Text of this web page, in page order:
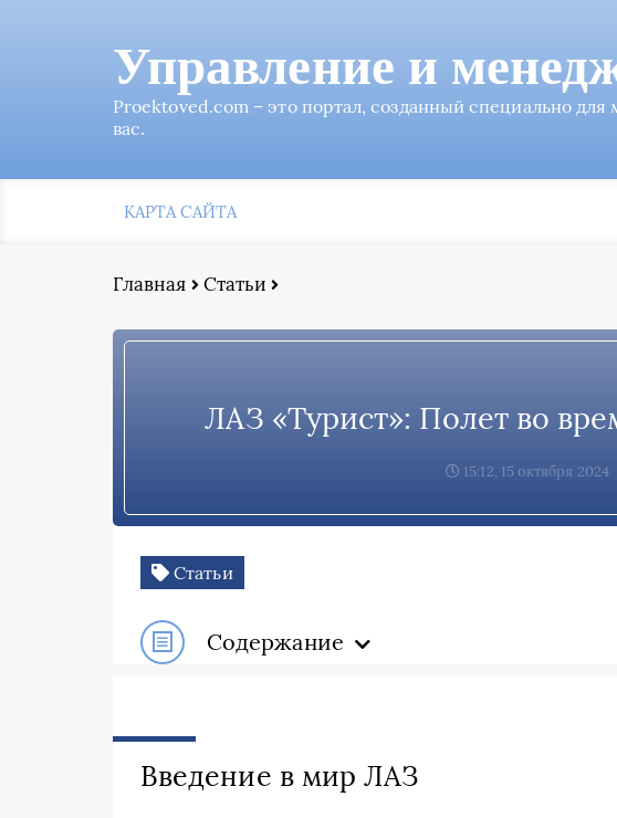
Управление и
Proektoved.com – это портал, созданный специально
вас.
КАРТА САЙТА
Главная Статьи
ЛАЗ «Турист»: Полет во
15:12, 15 октября 2024
Статьи
Содержание
Введение в мир ЛАЗ